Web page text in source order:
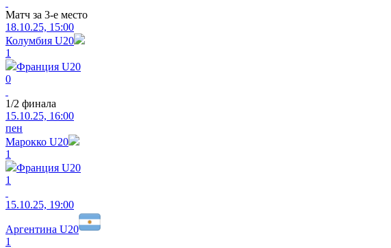
Матч за 3-е место
18.10.25, 15:00
Колумбия U20
1
Франция U20
0
1/2 финала
15.10.25, 16:00
пен
Марокко U20
1
Франция U20
1
15.10.25, 19:00
Аргентина U20
1